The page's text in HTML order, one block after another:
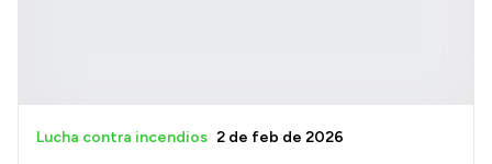
Lucha contra incendios 2 de feb de 2026